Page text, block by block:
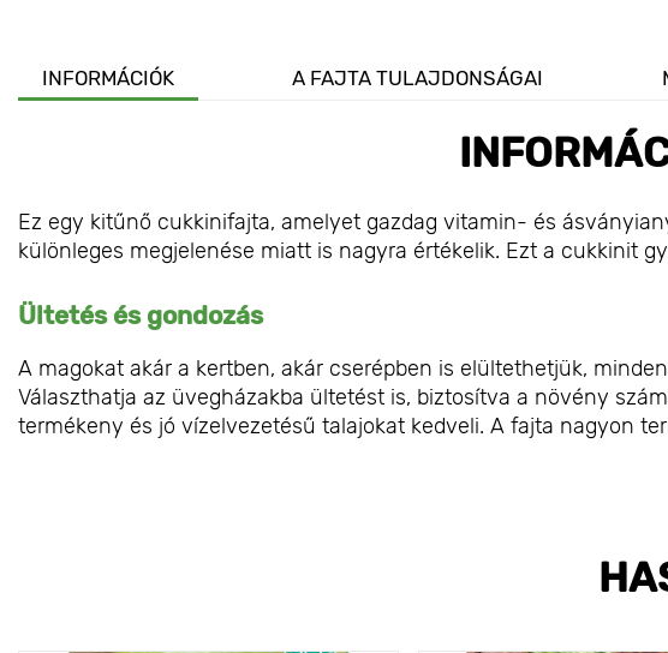
INFORMÁCIÓK A FAJTA TULAJDONSÁGAI
Ez egy kitűnő cukkinifajta, amelyet gazdag vitamin- és
különleges megjelenése miatt is nagyra értékelik. Ezt a cukkinit
Ültetés és gondozás
A magokat akár a kertben, akár cserépben is elültethetjük,
Választhatja az üvegházakba ültetést is, biztosítva a növény
termékeny és jó vízelvezetésű talajokat kedveli. A fajta nagyon